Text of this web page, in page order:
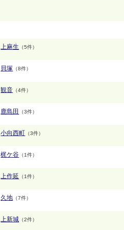
上麻生 （5件）
貝塚 （8件）
観音 （4件）
鹿島田 （3件）
小向西町 （3件）
梶ケ谷 （1件）
上作延 （1件）
久地 （7件）
上新城 （2件）